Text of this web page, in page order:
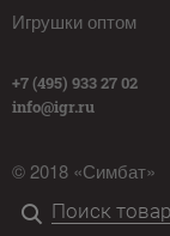
Игрушки оптом
+7 (495) 933 27 02
info@igr.ru
© 2018 «Симбат»